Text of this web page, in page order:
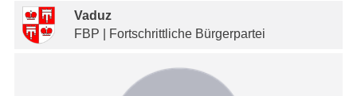
Vaduz
FBP | Fortschrittliche Bürgerpartei